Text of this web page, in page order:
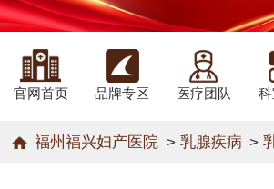
官网首页 品牌专区 医疗团队
福州福兴妇产医院 > 乳腺疾病 >